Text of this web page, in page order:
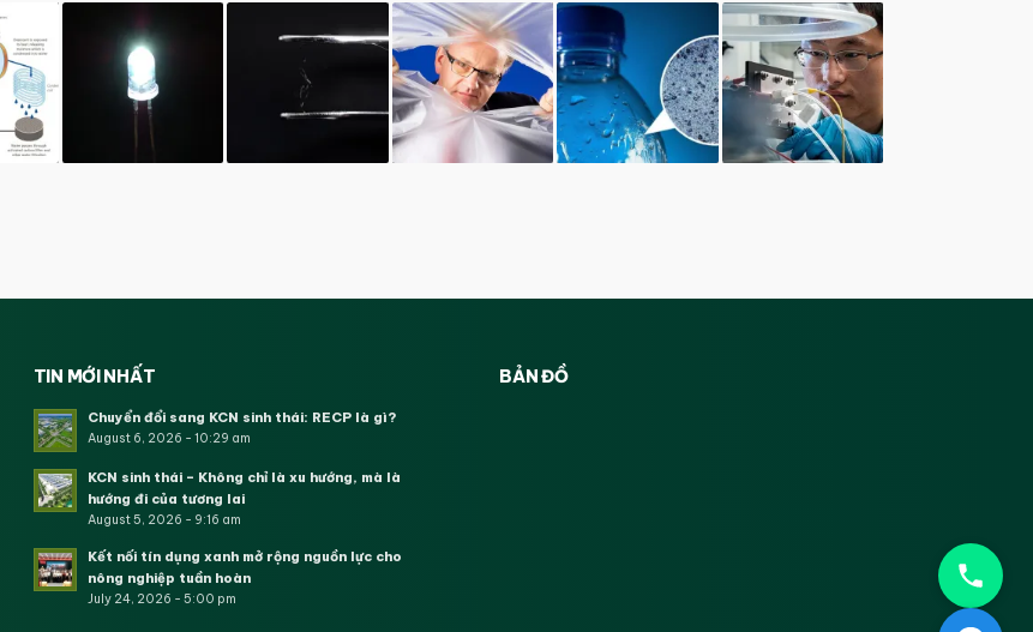
TIN MỚI NHẤT
Chuyển đổi sang KCN sinh thái: RECP là gì?
August 6, 2026 - 10:29 am
KCN sinh thái – Không chỉ là xu hướng, mà là
hướng đi của tương lai
August 5, 2026 - 9:16 am
Kết nối tín dụng xanh mở rộng nguồn lực cho
nông nghiệp tuần hoàn
July 24, 2026 - 5:00 pm
BẢN ĐỒ